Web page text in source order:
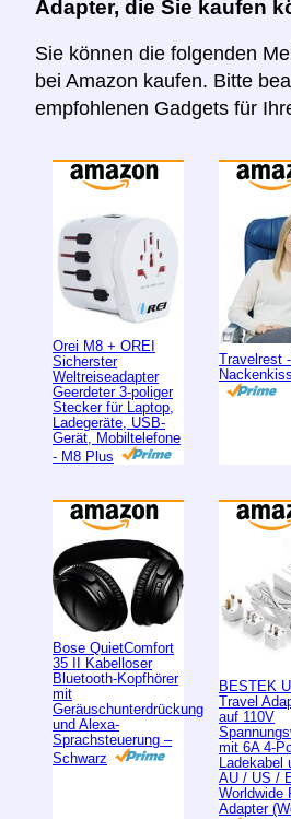
Adapter, die Sie kaufen
Sie können die folgenden
bei Amazon kaufen. Bitte
empfohlenen Gadgets für
Orei M8 + OREI
Sicherster
Weltreiseadapter
Geerdeter 3-poliger
Stecker für Laptop,
Ladegeräte, USB-
Gerät, Mobiltelefone
- M8 Plus
Travelrest
Bose QuietComfort
35 II Kabelloser
Bluetooth-Kopfhörer
mit
Geräuschunterdrückung
und Alexa-
Sprachsteuerung –
Schwarz
BESTEK
Travel
auf 110V
mit 6A 4-
Ladekabel
AU / US /
Worldwide
Adapter